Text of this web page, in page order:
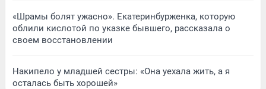
«Шрамы болят ужасно». Екатеринбурженка, которую
облили кислотой по указке бывшего, рассказала о
своем восстановлении
Накипело у младшей сестры: «Она уехала жить, а я
осталась быть хорошей»